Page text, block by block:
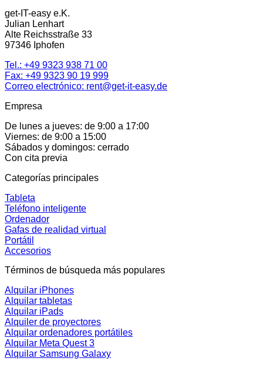
get-IT-easy e.K.
Julian Lenhart
Alte Reichsstraße 33
97346 Iphofen
Tel.: +49 9323 938 71 00
Fax: +49 9323 90 19 999
Correo electrónico: rent@get-it-easy.de
Empresa
De lunes a jueves: de 9:00 a 17:00
Viernes: de 9:00 a 15:00
Sábados y domingos: cerrado
Con cita previa
Categorías principales
Tableta
Teléfono inteligente
Ordenador
Gafas de realidad virtual
Portátil
Accesorios
Términos de búsqueda más populares
Alquilar iPhones
Alquilar tabletas
Alquilar iPads
Alquiler de proyectores
Alquilar ordenadores portátiles
Alquilar Meta Quest 3
Alquilar Samsung Galaxy